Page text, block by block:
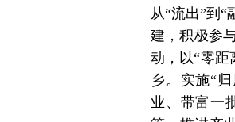
从“流出”到
建，积极参
动，以“零距
乡。实施“
业、带富一